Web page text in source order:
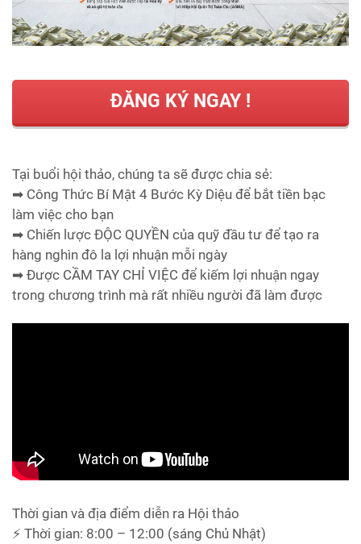
ĐĂNG KÝ NGAY !
Tại buổi hội thảo, chúng ta sẽ được chia sẻ:
➡ Công Thức Bí Mật 4 Bước Kỳ Diệu để bắt tiền bạc
làm việc cho bạn
➡ Chiến lược ĐỘC QUYỀN của quỹ đầu tư để tạo ra
hàng nghìn đô la lợi nhuận mỗi ngày
➡ Được CẦM TAY CHỈ VIỆC để kiếm lợi nhuận ngay
trong chương trình mà rất nhiều người đã làm được
Thời gian và địa điểm diễn ra Hội thảo
⚡ Thời gian: 8:00 – 12:00 (sáng Chủ Nhật)